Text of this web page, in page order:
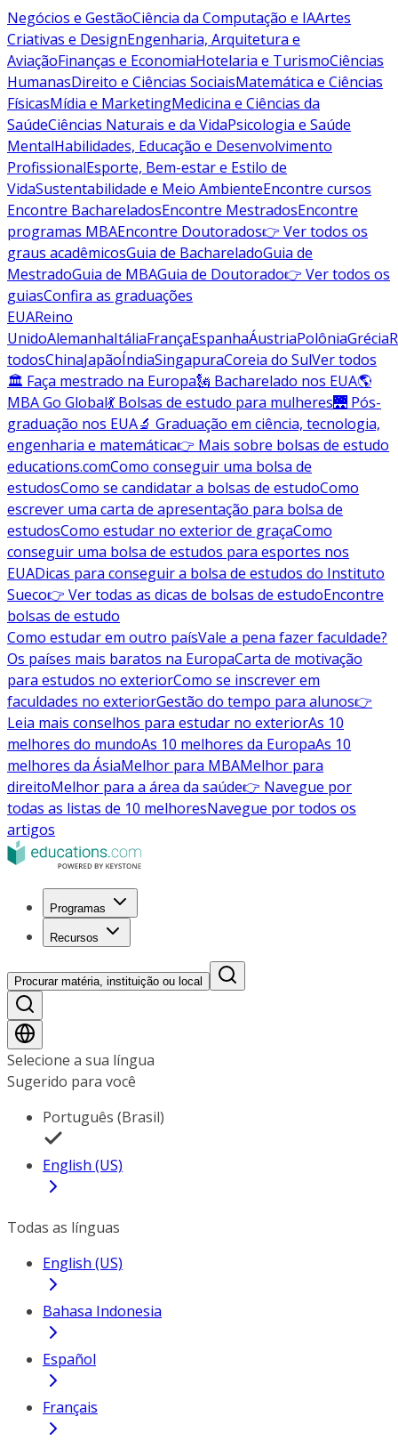
Negócios e GestãoCiência da Computação e IAArtes
Criativas e DesignEngenharia, Arquitetura e
AviaçãoFinanças e EconomiaHotelaria e TurismoCiências
HumanasDireito e Ciências SociaisMatemática e Ciências
FísicasMídia e MarketingMedicina e Ciências da
SaúdeCiências Naturais e da VidaPsicologia e Saúde
MentalHabilidades, Educação e Desenvolvimento
ProfissionalEsporte, Bem-estar e Estilo de
VidaSustentabilidade e Meio AmbienteEncontre cursos
Encontre BachareladosEncontre MestradosEncontre
programas MBAEncontre Doutorados👉 Ver todos os
graus acadêmicosGuia de BachareladoGuia de
MestradoGuia de MBAGuia de Doutorado👉 Ver todos os
guiasConfira as graduações
EUAReino
UnidoAlemanhaItáliaFrançaEspanhaÁustriaPolôniaGrécia
todosChinaJapãoÍndiaSingapuraCoreia do SulVer todos
🏛 Faça mestrado na Europa🗽 Bacharelado nos EUA🌎
MBA Go Global💃 Bolsas de estudo para mulheres🌉 Pós-
graduação nos EUA🔬 Graduação em ciência, tecnologia,
engenharia e matemática👉 Mais sobre bolsas de estudo
educations.comComo conseguir uma bolsa de
estudosComo se candidatar a bolsas de estudoComo
escrever uma carta de apresentação para bolsa de
estudosComo estudar no exterior de graçaComo
conseguir uma bolsa de estudos para esportes nos
EUADicas para conseguir a bolsa de estudos do Instituto
Sueco👉 Ver todas as dicas de bolsas de estudoEncontre
bolsas de estudo
Como estudar em outro paísVale a pena fazer faculdade?
Os países mais baratos na EuropaCarta de motivação
para estudos no exteriorComo se inscrever em
faculdades no exteriorGestão do tempo para alunos👉
Leia mais conselhos para estudar no exteriorAs 10
melhores do mundoAs 10 melhores da EuropaAs 10
melhores da ÁsiaMelhor para MBAMelhor para
direitoMelhor para a área da saúde👉 Navegue por
todas as listas de 10 melhoresNavegue por todos os
artigos
Programas
Recursos
Procurar matéria, instituição ou local
Selecione a sua língua
Sugerido para você
Português (Brasil)
English (US)
Todas as línguas
English (US)
Bahasa Indonesia
Español
Français